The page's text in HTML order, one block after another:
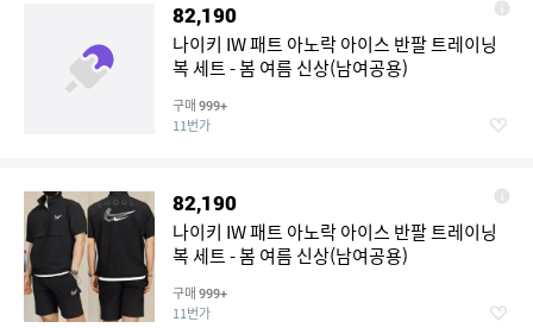
82,190
나이키 IW 패트 아노락 아이스 반팔 트레이닝
복 세트 - 봄 여름 신상(남여공용)
구매 999+
11번가
82,190
나이키 IW 패트 아노락 아이스 반팔 트레이닝
복 세트 - 봄 여름 신상(남여공용)
구매 999+
11번가